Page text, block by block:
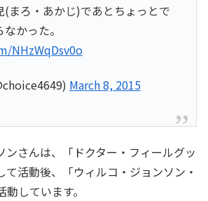
(まろ・あかじ)であとちょっとで
かった。
NHzWqDsv0o
March 8, 2015
ンさんは、「ドクター・フィールグッ
て活動後、「ウィルコ・ジョンソン・
しています。